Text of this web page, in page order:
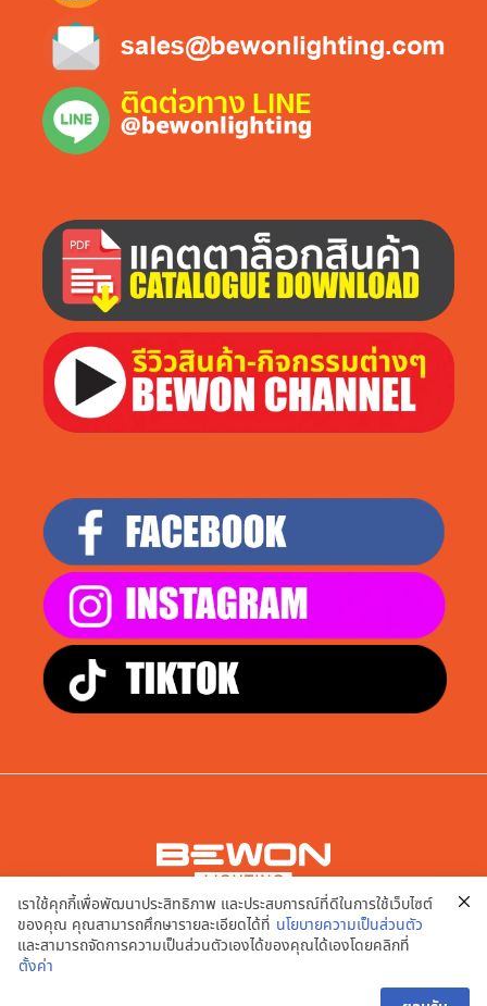
บริษัท เอพี สมาร์ท จำกัด
9/20,21,22,23,24 หมู่ที่ 2 ต.บางคูเวียง อ.บางกรวย จ.นนทบุรี
11130
เราใช้คุกกี้เพื่อพัฒนาประสิทธิภาพ และประสบการณ์ที่ดีในการใช้เว็บไซต์
ของคุณ คุณสามารถศึกษารายละเอียดได้ที่ นโยบายความเป็นส่วนตัว
และสามารถจัดการความเป็นส่วนตัวเองได้ของคุณได้เองโดยคลิกที่
ตั้งค่า